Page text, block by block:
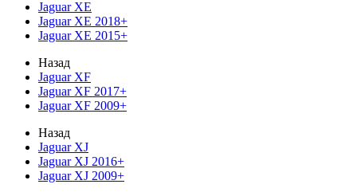
Jaguar XE
Jaguar XE 2018+
Jaguar XE 2015+
Назад
Jaguar XF
Jaguar XF 2017+
Jaguar XF 2009+
Назад
Jaguar XJ
Jaguar XJ 2016+
Jaguar XJ 2009+